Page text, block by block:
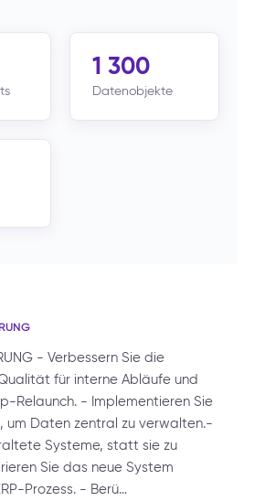
1 300
Datenobjekte
- Verbessern Sie die
für interne Abläufe und
Relaunch. - Implementieren Sie
um Daten zentral zu verwalten.-
Systeme, statt sie zu
Sie das neue System
Prozess. - Berü…